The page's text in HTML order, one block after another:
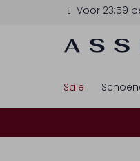
Voor 23:59
Sale